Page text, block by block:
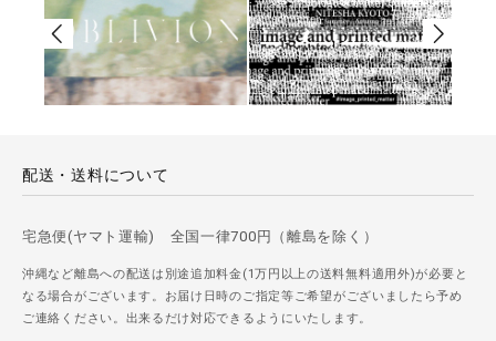
配送・送料について
宅急便(ヤマト運輸) 全国一律700円（離島を除く）
沖縄など離島への配送は別途追加料金(1万円以上の送料無料適用外)が必要と
なる場合がございます。お届け日時のご指定等ご希望がございましたら予め
ご連絡ください。出来るだけ対応できるようにいたします。